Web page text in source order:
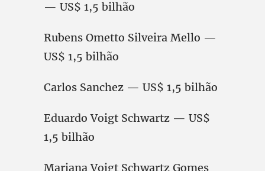
— US$ 1,5 bilhão
Rubens Ometto Silveira Mello —
US$ 1,5 bilhão
Carlos Sanchez — US$ 1,5 bilhão
Eduardo Voigt Schwartz — US$
1,5 bilhão
Mariana Voigt Schwartz Gomes